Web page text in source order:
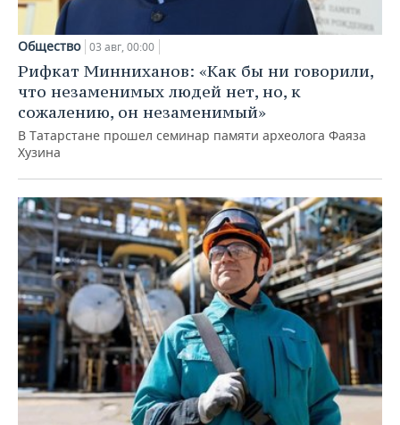
Общество 03 авг, 00:00
Рифкат Минниханов: «Как бы ни говорили,
что незаменимых людей нет, но, к
сожалению, он незаменимый»
В Татарстане прошел семинар памяти археолога Фаяза
Хузина